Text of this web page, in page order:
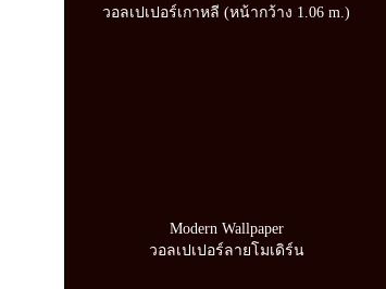
วอลเปเปอร์เกาหลี (หน้ากว้าง 1.06 m.)
Modern Wallpaper
วอลเปเปอร์ลายโมเดิร์น